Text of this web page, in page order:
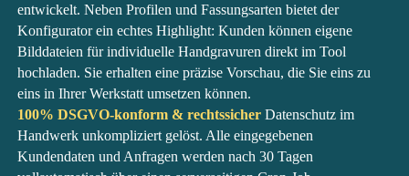
entwickelt. Neben Profilen und Fassungsarten bietet der
Konfigurator ein echtes Highlight: Kunden können eigene
Bilddateien für individuelle Handgravuren direkt im Tool
hochladen. Sie erhalten eine präzise Vorschau, die Sie eins zu
eins in Ihrer Werkstatt umsetzen können.
100% DSGVO-konform & rechtssicher Datenschutz im
Handwerk unkompliziert gelöst. Alle eingegebenen
Kundendaten und Anfragen werden nach 30 Tagen